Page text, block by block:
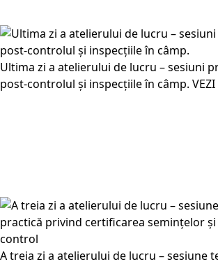
Ultima zi a atelierului de lucru – sesiuni
post-controlul și inspecțiile în câmp.
A treia zi a atelierului de lucru – sesiune